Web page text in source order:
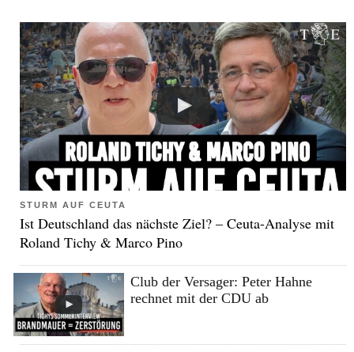
STURM AUF CEUTA
Ist Deutschland das nächste Ziel? – Ceuta-Analyse mit
Roland Tichy & Marco Pino
Club der Versager: Peter Hahne
rechnet mit der CDU ab